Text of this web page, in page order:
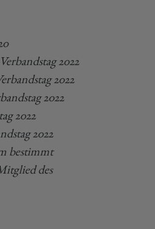
2022
2022
2022
2022
2022
bestimmt
des